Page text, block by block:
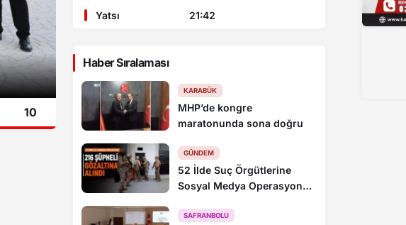
10
Yatsı 21:42
Haber Sıralaması
KARABÜK
MHP’de kongre
maratonunda sona doğru
GÜNDEM
52 İlde Suç Örgütlerine
Sosyal Medya Operasyonu:
SAFRANBOLU